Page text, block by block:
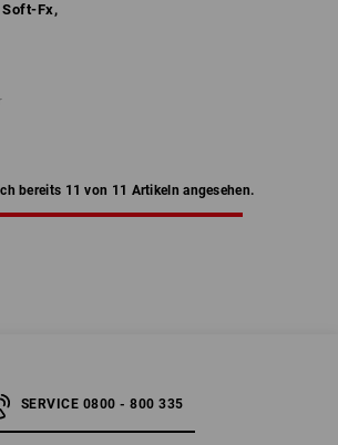
Fx,
bereits 11 von 11 Artikeln angesehen.
SERVICE 0800 - 800 335